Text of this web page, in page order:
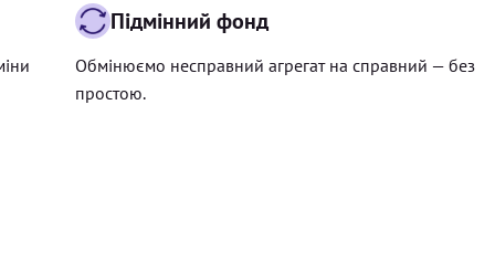
Підмінний фонд
Обмінюємо несправний агрегат на справний — без
простою.